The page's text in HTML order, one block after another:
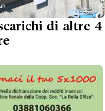
di altre 4